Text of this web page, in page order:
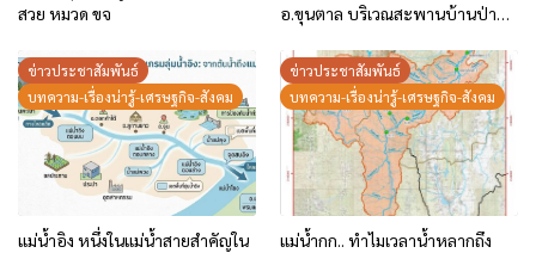
สวย หมวด ขจ
อ.ขุนตาล บริเวณสะพานบ้านป่าข่า
อพยพ”
ข่าวประชาสัมพันธ์
บทความ-เรื่องน่ารู้-เศรษฐกิจ-สังคม
แม่น้ำอิง หนึ่งในแม่น้ำสายสำคัญใน
ข่าวประชาสัมพันธ์
บทความ-เรื่องน่ารู้-เศรษฐกิจ-สังคม
แม่น้ำกก.. ทำไมเวลาน้ำหลากถึง